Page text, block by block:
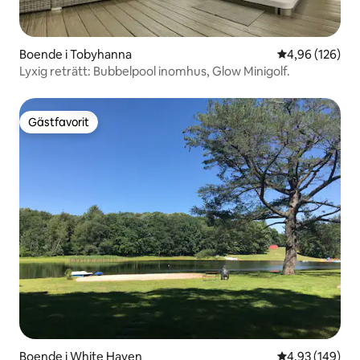
Boende i Tobyhanna 4,96 av 5 i
4,96 (126)
Lyxig reträtt: Bubbelpool inomhus, Glow Minigolf.
Gästfavorit
Gästfavorit
Boende i White Haven 4,93 av 5 i
4,93 (149)